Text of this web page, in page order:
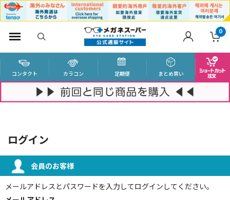
0
コンタクト カラコン 定期便 まとめ買い
ログイン
会員のお客様
メールアドレスとパスワードを入力してログインしてください。